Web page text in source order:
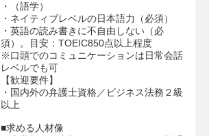
・（語学）
・ネイティブレベルの日本語力（必須）
・英語の読み書きに不自由しない（必
須）。目安：TOEIC850点以上程度
※口頭でのコミュニケーションは日常会話
レベルでも可
【歓迎要件】
・国内外の弁護士資格／ビジネス法務２級
以上
■求める人材像